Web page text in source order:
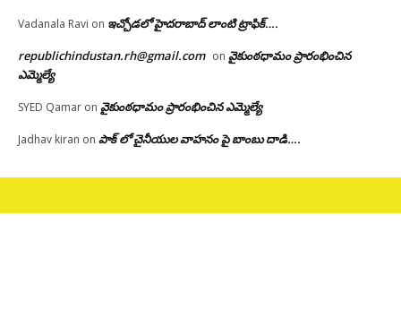
Vadanala Ravi on ఇచ్చోడలో హైదరాబాద్ లాంటి ట్రాఫిక్….
republichindustan.rh@gmail.com on వైకుంఠధామం ప్రారంభించిన
ఎమ్మెల్యే
SYED Qamar on వైకుంఠధామం ప్రారంభించిన ఎమ్మెల్యే
Jadhav kiran on పాక్ లో చైనీయుల వాహనం పై బాంబు దాడి….